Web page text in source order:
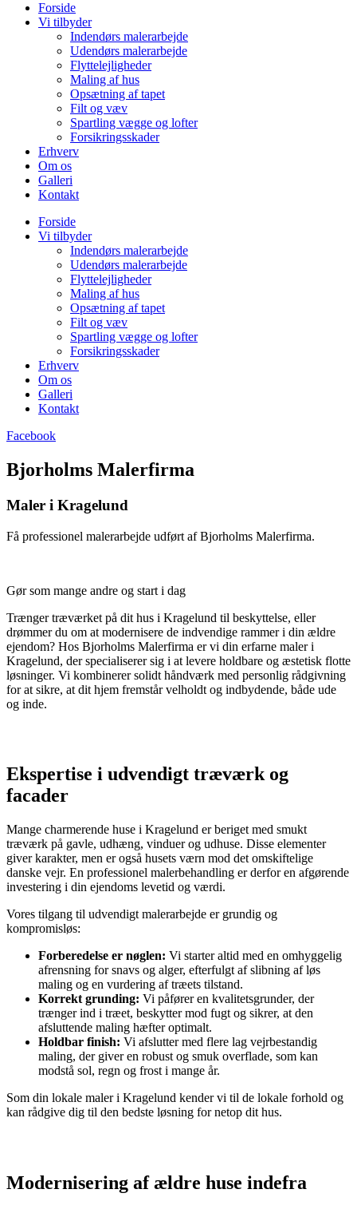
Forside
Vi tilbyder
Indendørs malerarbejde
Udendørs malerarbejde
Flyttelejligheder
Maling af hus
Opsætning af tapet
Filt og væv
Spartling vægge og lofter
Forsikringsskader
Erhverv
Om os
Galleri
Kontakt
Forside
Vi tilbyder
Indendørs malerarbejde
Udendørs malerarbejde
Flyttelejligheder
Maling af hus
Opsætning af tapet
Filt og væv
Spartling vægge og lofter
Forsikringsskader
Erhverv
Om os
Galleri
Kontakt
Facebook
Bjorholms Malerfirma
Maler i Kragelund
Få professionel malerarbejde udført af Bjorholms Malerfirma.
Gør som mange andre og start i dag
Trænger træværket på dit hus i Kragelund til beskyttelse, eller
drømmer du om at modernisere de indvendige rammer i din ældre
ejendom? Hos Bjorholms Malerfirma er vi din erfarne maler i
Kragelund, der specialiserer sig i at levere holdbare og æstetisk flotte
løsninger. Vi kombinerer solidt håndværk med personlig rådgivning
for at sikre, at dit hjem fremstår velholdt og indbydende, både ude
og inde.
Ekspertise i udvendigt træværk og
facader
Mange charmerende huse i Kragelund er beriget med smukt
træværk på gavle, udhæng, vinduer og udhuse. Disse elementer
giver karakter, men er også husets værn mod det omskiftelige
danske vejr. En professionel malerbehandling er derfor en afgørende
investering i din ejendoms levetid og værdi.
Vores tilgang til udvendigt malerarbejde er grundig og
kompromisløs:
Forberedelse er nøglen: Vi starter altid med en omhyggelig
afrensning for snavs og alger, efterfulgt af slibning af løs
maling og en vurdering af træets tilstand.
Korrekt grunding: Vi påfører en kvalitetsgrunder, der
trænger ind i træet, beskytter mod fugt og sikrer, at den
afsluttende maling hæfter optimalt.
Holdbar finish: Vi afslutter med flere lag vejrbestandig
maling, der giver en robust og smuk overflade, som kan
modstå sol, regn og frost i mange år.
Som din lokale maler i Kragelund kender vi til de lokale forhold og
kan rådgive dig til den bedste løsning for netop dit hus.
Modernisering af ældre huse indefra